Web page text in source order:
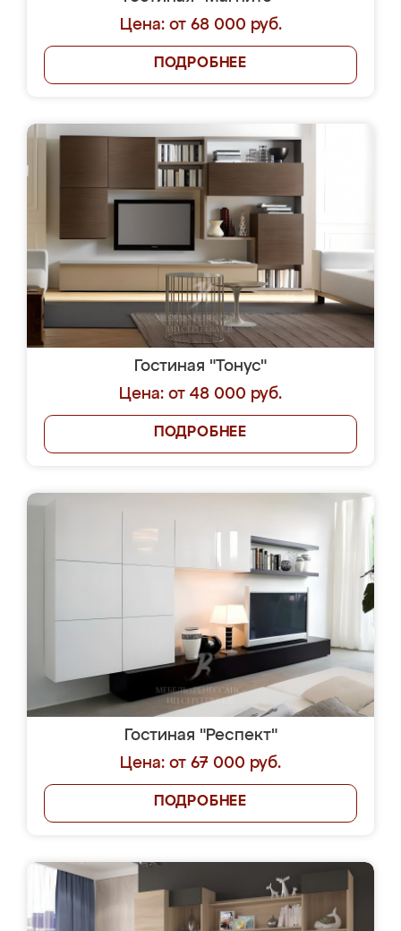
Цена: от 68 000 руб.
ПОДРОБНЕЕ
Гостиная "Тонус"
Цена: от 48 000 руб.
ПОДРОБНЕЕ
Гостиная "Респект"
Цена: от 67 000 руб.
ПОДРОБНЕЕ